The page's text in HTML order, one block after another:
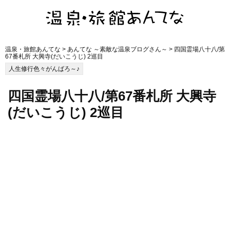
温泉・旅館あんてな > あんてな ～素敵な温泉ブログさん～ > 四国霊場八十八/第
67番札所 大興寺(だいこうじ) 2巡目
人生修行色々がんばろ～♪
四国霊場八十八/第67番札所 大興寺
(だいこうじ) 2巡目